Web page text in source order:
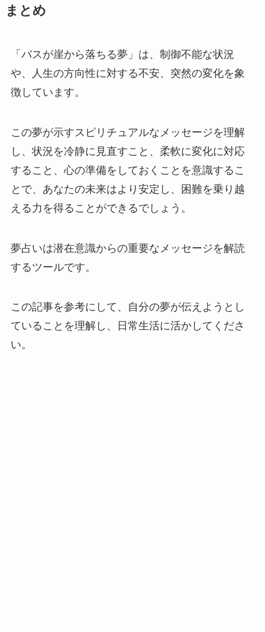
まとめ
「バスが崖から落ちる夢」は、制御不能な状況
や、人生の方向性に対する不安、突然の変化を象
徴しています。
この夢が示すスピリチュアルなメッセージを理解
し、状況を冷静に見直すこと、柔軟に変化に対応
すること、心の準備をしておくことを意識するこ
とで、あなたの未来はより安定し、困難を乗り越
える力を得ることができるでしょう。
夢占いは潜在意識からの重要なメッセージを解読
するツールです。
この記事を参考にして、自分の夢が伝えようとし
ていることを理解し、日常生活に活かしてくださ
い。